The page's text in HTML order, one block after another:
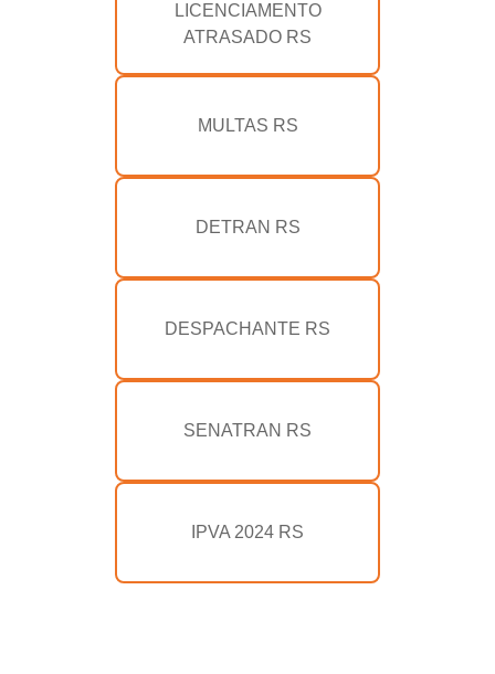
LICENCIAMENTO
ATRASADO RS
MULTAS RS
DETRAN RS
DESPACHANTE RS
SENATRAN RS
IPVA 2024 RS